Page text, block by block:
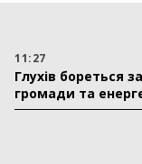
11:27
Глухів бореться
громади та